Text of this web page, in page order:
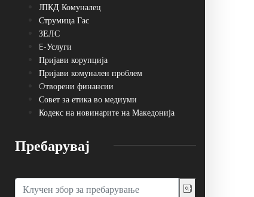
ЈПКД Комуналец
Струмица Гас
ЗЕЛС
E-Услуги
Пријави корупција
Пријави комунален проблем
Oтворени финансии
Совет за етика во медиуми
Кодекс на новинарите на Македонија
Пребарувај